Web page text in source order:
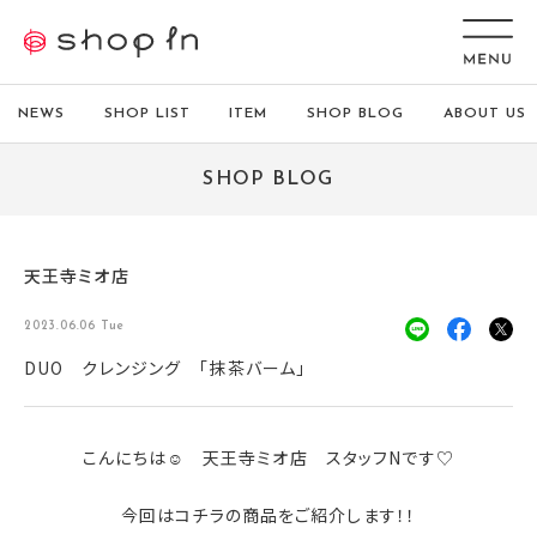
NEWS SHOP LIST ITEM SHOP BLOG ABOUT US
SHOP BLOG
天王寺ミオ店
2023.06.06 Tue
DUO クレンジング 「抹茶バーム」
こんにちは☺ 天王寺ミオ店 スタッフNです♡
今回はコチラの商品をご紹介します！！